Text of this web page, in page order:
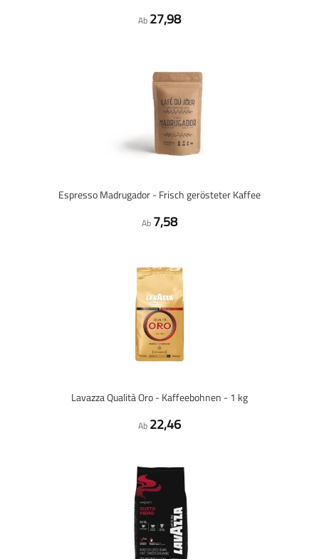
Ab 27,98
Espresso Madrugador - Frisch gerösteter Kaffee
Ab 7,58
Lavazza Qualità Oro - Kaffeebohnen - 1 kg
Ab 22,46